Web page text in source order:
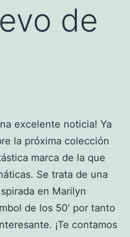
de
excelente noticia! Ya
la próxima colección
marca de la que
Se trata de una
en Marilyn
de los 50’ por tanto
¡Te contamos